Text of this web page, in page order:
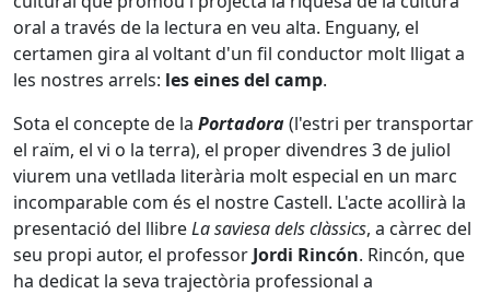
oral a través de la lectura en veu alta. Enguany, el
certamen gira al voltant d'un fil conductor molt lligat a
les nostres arrels: les eines del camp.
Sota el concepte de la Portadora(l'estri per transportar
el raïm, el vi o la terra), el proper divendres 3 de juliol
viurem una vetllada literària molt especial en un marc
incomparable com és el nostre Castell. L'acte acollirà la
presentació del llibreLa saviesa dels clàssics, a càrrec del
seu propi autor, el professor Jordi Rincón. Rincón, que
ha dedicat la seva trajectòria professional a